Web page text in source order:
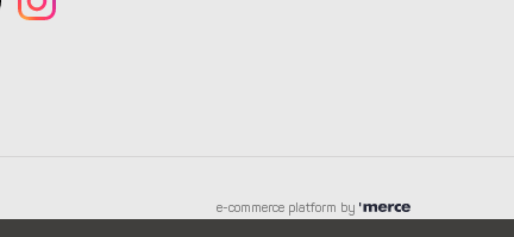
e-commerce platform by